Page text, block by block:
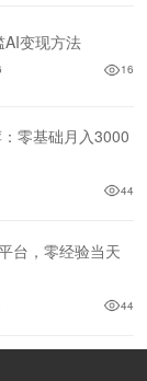
AI变现方法
16
零基础月入3000
44
台，零经验当天
44